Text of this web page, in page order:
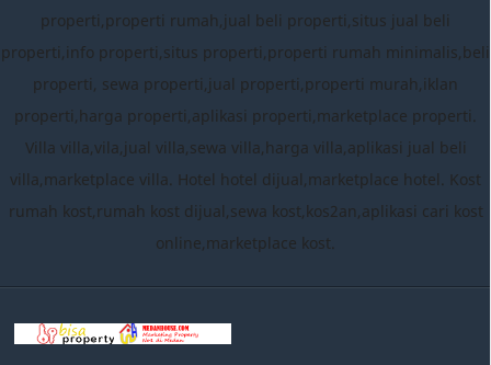
properti,properti rumah,jual beli properti,situs jual beli
properti,info properti,situs properti,properti rumah minimalis,beli
properti, sewa properti,jual properti,properti murah,iklan
properti,harga properti,aplikasi properti,marketplace properti.
Villa villa,vila,jual villa,sewa villa,harga villa,aplikasi jual beli
villa,marketplace villa. Hotel hotel dijual,marketplace hotel. Kost
rumah kost,rumah kost dijual,sewa kost,kos2an,aplikasi cari kost
online,marketplace kost.